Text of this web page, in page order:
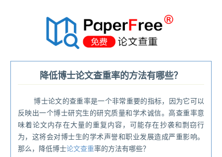
降低博士论文查重率的方法有哪些？
博士论文的查重率是一个非常重要的指标，因为它可以
反映出一个博士研究生的研究质量和学术诚信。高查重率意
味着论文内存在大量的重复内容，可能存在抄袭和剽窃行
为，这将会对博士生的学术声誉和职业发展造成严重影响。
那么，降低博士论文查重率的方法有哪些？